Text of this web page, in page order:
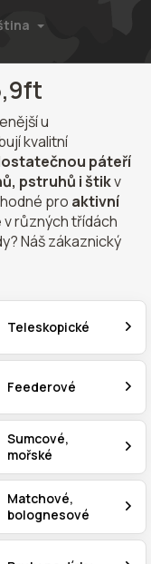
u
kvalitní
páteří
pstruhů i štikv
pro aktivní
v různých třídách
Náš zákaznický
Teleskopické
Feederové
Sumcové,
mořské
Matchové,
bolognesové